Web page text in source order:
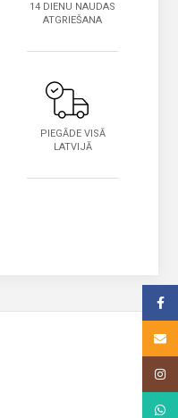
14 DIENU NAUDAS
ATGRIEŠANA
PIEGĀDE VISĀ
LATVIJĀ
Email